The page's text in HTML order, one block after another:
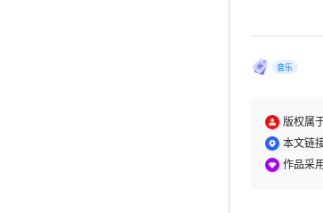
音乐
版权属
本文链
作品采